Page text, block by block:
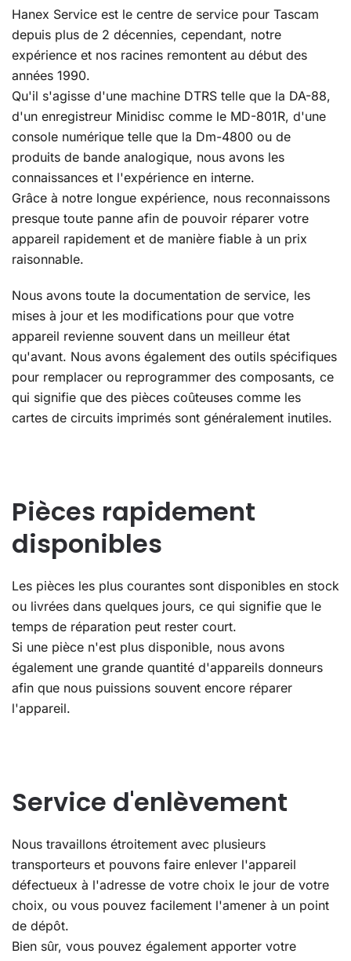
Hanex Service est le centre de service pour Tascam
depuis plus de 2 décennies, cependant, notre
expérience et nos racines remontent au début des
années 1990.
Qu'il s'agisse d'une machine DTRS telle que la DA-88,
d'un enregistreur Minidisc comme le MD-801R, d'une
console numérique telle que la Dm-4800 ou de
produits de bande analogique, nous avons les
connaissances et l'expérience en interne.
Grâce à notre longue expérience, nous reconnaissons
presque toute panne afin de pouvoir réparer votre
appareil rapidement et de manière fiable à un prix
raisonnable.
Nous avons toute la documentation de service, les
mises à jour et les modifications pour que votre
appareil revienne souvent dans un meilleur état
qu'avant. Nous avons également des outils spécifiques
pour remplacer ou reprogrammer des composants, ce
qui signifie que des pièces coûteuses comme les
cartes de circuits imprimés sont généralement inutiles.
Pièces rapidement
disponibles
Les pièces les plus courantes sont disponibles en stock
ou livrées dans quelques jours, ce qui signifie que le
temps de réparation peut rester court.
Si une pièce n'est plus disponible, nous avons
également une grande quantité d'appareils donneurs
afin que nous puissions souvent encore réparer
l'appareil.
Service d'enlèvement
Nous travaillons étroitement avec plusieurs
transporteurs et pouvons faire enlever l'appareil
défectueux à l'adresse de votre choix le jour de votre
choix, ou vous pouvez facilement l'amener à un point
de dépôt.
Bien sûr, vous pouvez également apporter votre